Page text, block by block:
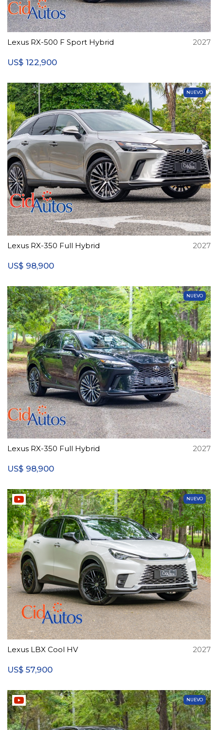
Lexus RX-500 F Sport Hybrid 2027
US$ 122,900
NUEVO
Lexus RX-350 Full Hybrid 2027
US$ 98,900
NUEVO
Lexus RX-350 Full Hybrid 2027
US$ 98,900
NUEVO
Lexus LBX Cool HV 2027
US$ 57,900
NUEVO